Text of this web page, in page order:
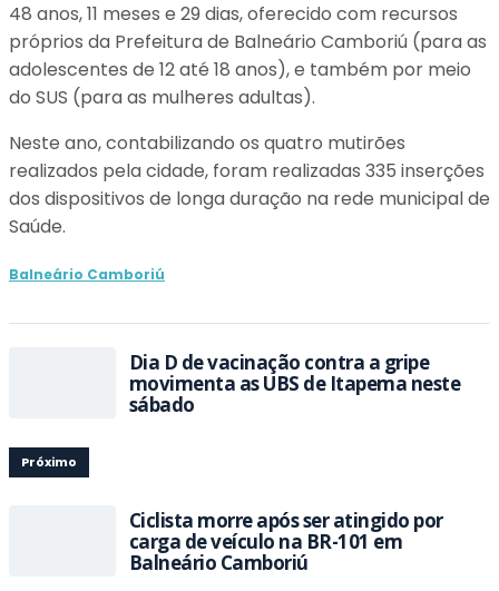
48 anos, 11 meses e 29 dias, oferecido com recursos
próprios da Prefeitura de Balneário Camboriú (para as
adolescentes de 12 até 18 anos), e também por meio
do SUS (para as mulheres adultas).
Neste ano, contabilizando os quatro mutirões
realizados pela cidade, foram realizadas 335 inserções
dos dispositivos de longa duração na rede municipal de
Saúde.
Balneário Camboriú
Dia D de vacinação contra a gripe
movimenta as UBS de Itapema neste
sábado
Próximo
Ciclista morre após ser atingido por
carga de veículo na BR-101 em
Balneário Camboriú